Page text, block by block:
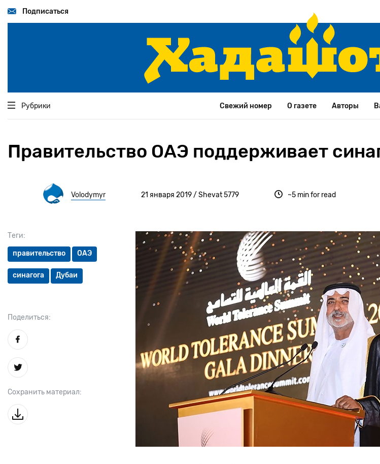
основномуПодписаться
Рубрики Свежий номер О газете Авторы
Правительство ОАЭ поддерживает
Volodymyr 21 января 2019 / Shevat 5779 ~5 min for read
Теги:
правительство ОАЭ
синагога Дубаи
Поделиться:
Сохранить материал: